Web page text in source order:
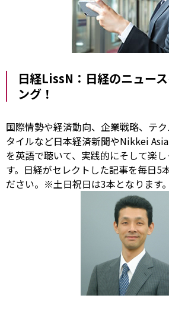
日経LissN：日経のニュー
ング！
国際情勢や経済動向、企業戦略、テ
タイルなど日本経済新聞やNikkei
を英語で聴いて、実践的にそして楽
す。日経がセレクトした記事を毎日5
ださい。※土日祝日は3本となります。